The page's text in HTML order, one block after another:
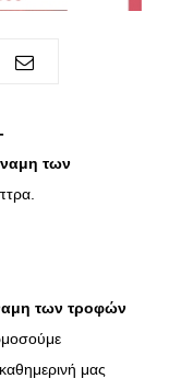
των
των τροφών
μας